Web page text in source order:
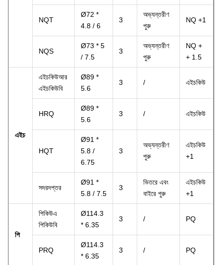
NQT
Ø72 *
4.8 / 6
3
অভ্যন্তরীণ
পুরু
NQ +1
NQS
Ø73 * 5
/ 7.5
3
অভ্যন্তরীণ
পুরু
NQ +
+ 1.5
এইচ
এইচকিউআর
এইচকিউবি
Ø89 *
5.6
3 / এইচকিউ
HRQ
Ø89 *
5.6
3 / এইচকিউ
HQT
Ø91 *
5.8 /
6.75
3
অভ্যন্তরীণ
পুরু
এইচকিউ
+1
সদরদপ্তর
Ø91 *
5.8 / 7.5
3
ভিতরে এবং
বাইরে পুরু
এইচকিউ
+1
পি
পিকিউএ
পিকিউবি
Ø114.3
* 6.35
3 / PQ
PRQ
Ø114.3
* 6.35
3 / PQ